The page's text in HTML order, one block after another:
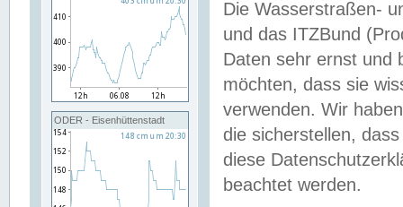
ODER - Eisenhüttenstadt
Die Wasserstraßen-
und das ITZBund
Daten sehr ernst und
möchten, dass sie
verwenden. Wir
die sicherstellen,
diese
beachtet werden.